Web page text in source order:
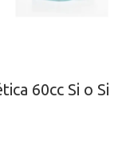
60cc Si o Si